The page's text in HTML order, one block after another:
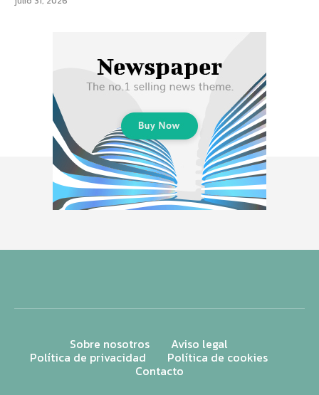
Sobre nosotros Aviso legal
Política de privacidad Política de cookies
Contacto